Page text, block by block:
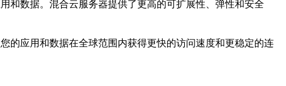
和数据。混合云服务器提供了更高的可扩展性、弹性和安全
的应用和数据在全球范围内获得更快的访问速度和更稳定的连